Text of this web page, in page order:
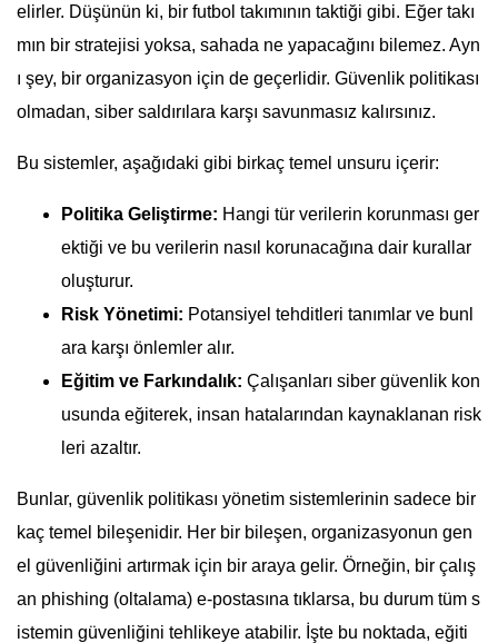
elirler. Düşünün ki, bir futbol takımının taktiği gibi. Eğer takı
mın bir stratejisi yoksa, sahada ne yapacağını bilemez. Ayn
ı şey, bir organizasyon için de geçerlidir. Güvenlik politikası
olmadan, siber saldırılara karşı savunmasız kalırsınız.
Bu sistemler, aşağıdaki gibi birkaç temel unsuru içerir:
Politika Geliştirme: Hangi tür verilerin korunması ger
ektiği ve bu verilerin nasıl korunacağına dair kurallar
oluşturur.
Risk Yönetimi: Potansiyel tehditleri tanımlar ve bunl
ara karşı önlemler alır.
Eğitim ve Farkındalık: Çalışanları siber güvenlik kon
usunda eğiterek, insan hatalarından kaynaklanan risk
leri azaltır.
Bunlar, güvenlik politikası yönetim sistemlerinin sadece bir
kaç temel bileşenidir. Her bir bileşen, organizasyonun gen
el güvenliğini artırmak için bir araya gelir. Örneğin, bir çalış
an phishing (oltalama) e-postasına tıklarsa, bu durum tüm s
istemin güvenliğini tehlikeye atabilir. İşte bu noktada, eğiti